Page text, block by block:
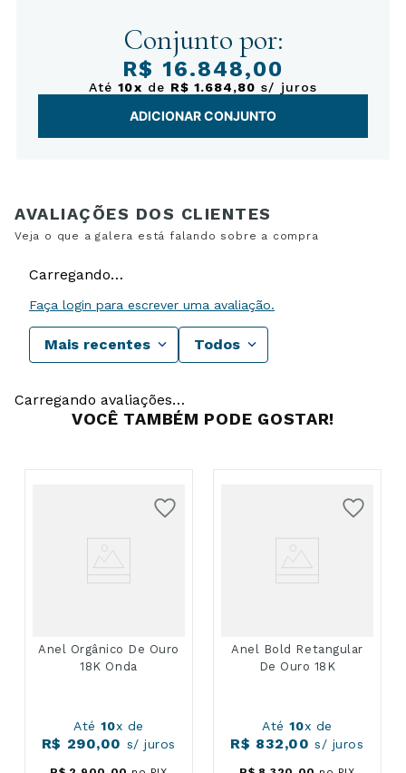
Conjunto por:
R$ 16.848,00
Até10x de R$ 1.684,80 s/ juros
ADICIONAR CONJUNTO
Carregando…
Faça login para escrever uma avaliação.
Mais recentes Todos
Carregando avaliações…
VOCÊ TAMBÉM PODE GOSTAR!
Anel Orgânico De Ouro
18K Onda
Até10x de
R$ 290,00 s/ juros
Anel Bold Retangular
De Ouro 18K
Até10x de
R$ 832,00 s/ juros